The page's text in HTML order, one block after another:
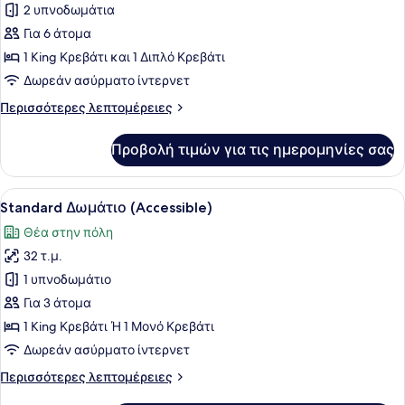
Family
Σουίτα,
Περισσότερα
από
Κρεβάτια,
στη
Θάλασσα
2 υπνοδωμάτια
Για 6 άτομα
1 King Κρεβάτι και 1 Διπλό Κρεβάτι
Δωρεάν ασύρματο ίντερνετ
Περισσότερες λεπτομέρειες
Περισσότερες
Σουίτα,
Περισσότερα
από
Κρεβάτια,
Βεράντα,
Θέα
στη
Θάλασσα
Προβολή τιμών για τις ημερομηνίες σας
Προβολή
όλων
των
φωτογραφιών
για
Standard
Δωμάτιο
(Accessible)
Κλινοσκεπάσματα υψηλής
5
Standard Δωμάτιο (Accessible)
Θέα στην πόλη
32 τ.μ.
1 υπνοδωμάτιο
Για 3 άτομα
1 King Κρεβάτι Ή 1 Μονό Κρεβάτι
Δωρεάν ασύρματο ίντερνετ
Περισσότερες λεπτομέρειες
Περισσότερες